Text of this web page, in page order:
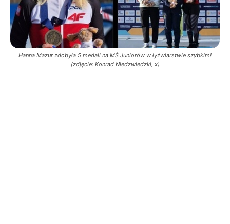
Hanna Mazur zdobyła 5 medali na MŚ Juniorów w łyżwiarstwie szybkim!
(zdjęcie: Konrad Niedzwiedzki, x)